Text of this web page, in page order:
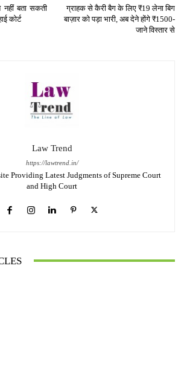
नहीं बता सकती
कोर्ट
ग्राहक से कैरी बैग के लिए ₹19 लेना बिग
बाज़ार को पड़ा भारी, अब देने होंगे ₹1500-
जाने विस्तार से
Law Trend
https://lawtrend.in/
Providing Latest Judgments of Supreme Court
and High Court